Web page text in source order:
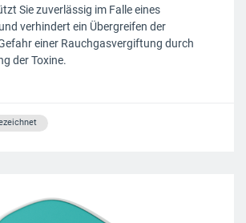
Sie zuverlässig im Falle eines
verhindert ein Übergreifen der
einer Rauchgasvergiftung durch
der Toxine.